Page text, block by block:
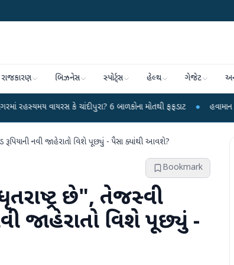
રાજકારણ બિઝનેસ સ્પોર્ટ્સ હેલ્થ ગેજેટ
કે ચાંદીપુરા? 6 બાળકોના મોતથી ફફડાટ ● હવામાન વિભાગે 18
રૂપિયાની નવી જાહેરાતો વિશે પૂછ્યું - પૈસા ક્યાંથી આવશે?
Bookmark
ધૃતરાષ્ટ્ર છે", તેજસ્વી
જાહેરાતો વિશે પૂછ્યું -